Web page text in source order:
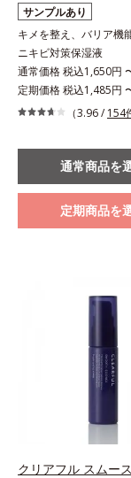
サンプルあり
キメを整え、バリア機
ニキビ対策保湿液
通常価格 税込1,650円
定期価格 税込1,485円
（3.96 / 154
通常商品を
定期商品を
クリアフル スムー